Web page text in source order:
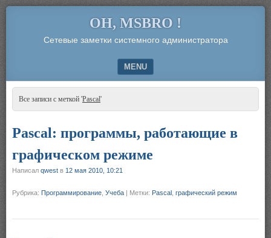
OH, MSBRO !
Сетевые заметки системного администратора
MENU
SKIP TO CONTENT
Все записи с меткой 'Pascal'
Pascal: программы, работающие в
графическом режиме
Написал qwest в 12 мая 2010, 10:21
Рубрика: Программирование Учеба | Метки: Pascal графический режим